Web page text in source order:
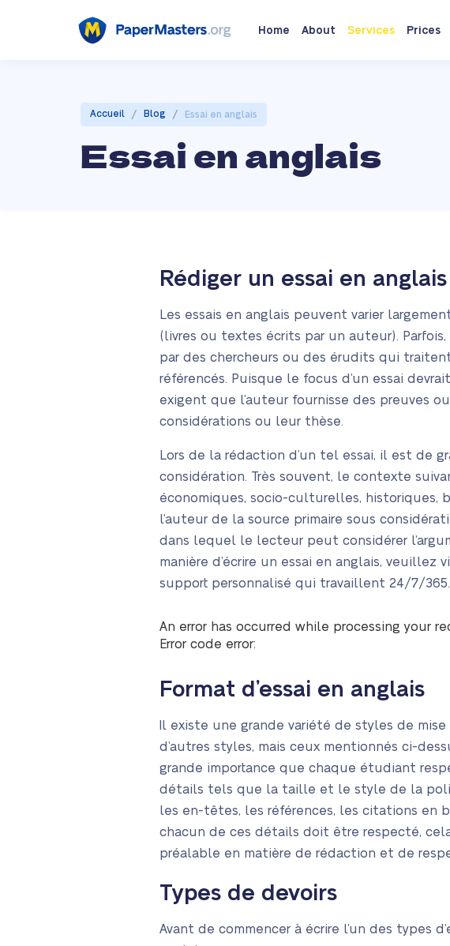
Home About Services Prices
Accueil / Blog / Essai en anglais
Essai en anglais
Rédiger un essai en anglais
Les essais en anglais peuvent varier
(livres ou textes écrits par un auteur).
par des chercheurs ou des érudits qui
référencés. Puisque le focus d’un essai
exigent que l’auteur fournisse des preuves
considérations ou leur thèse.
Lors de la rédaction d’un tel essai, il est de
considération. Très souvent, le contexte
économiques, socio-culturelles, historiques,
l’auteur de la source primaire sous
dans lequel le lecteur peut considérer
manière d’écrire un essai en anglais,
support personnalisé qui travaillent 24/7/365.
An error has occurred while processing your
Error code error:
Format d’essai en anglais
Il existe une grande variété de styles de mise
d’autres styles, mais ceux mentionnés ci-
grande importance que chaque étudiant
détails tels que la taille et le style de la
les en-têtes, les références, les citations en
chacun de ces détails doit être respecté,
préalable en matière de rédaction et de
Types de devoirs
Avant de commencer à écrire l’un des types